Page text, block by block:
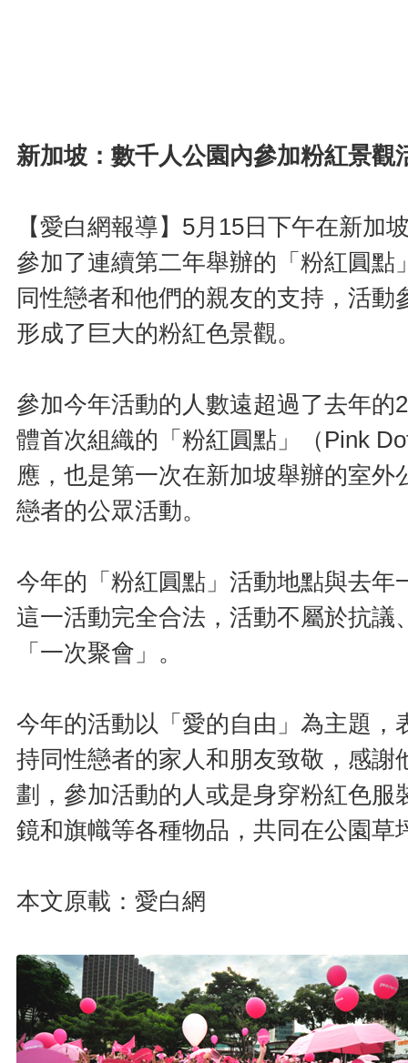
新加坡：數千人公園內參加粉紅景觀
【愛白網報導】5月15日下午在新加
參加了連續第二年舉辦的「粉紅圓點
同性戀者和他們的親友的支持，活
形成了巨大的粉紅色景觀。
參加今年活動的人數遠超過了去年的
體首次組織的「粉紅圓點」（Pink
應，也是第一次在新加坡舉辦的室外
戀者的公眾活動。
今年的「粉紅圓點」活動地點與去
這一活動完全合法，活動不屬於抗
「一次聚會」。
今年的活動以「愛的自由」為主題
持同性戀者的家人和朋友致敬，感
劃，參加活動的人或是身穿粉紅色
鏡和旗幟等各種物品，共同在公園草
本文原載：愛白網